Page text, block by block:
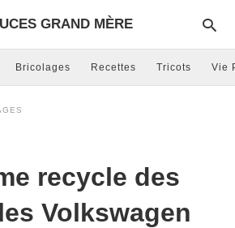
GRAND MÈRE
Bricolages Recettes Tricots Vie
recycle des
Volkswagen